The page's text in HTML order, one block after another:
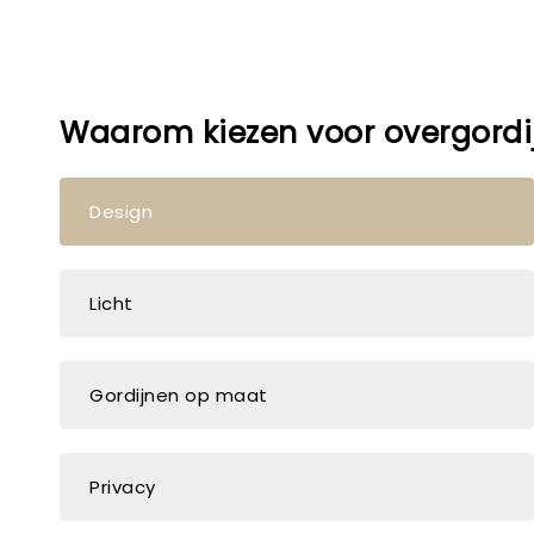
Waarom kiezen voor
Design
Licht
Gordijnen op maat
Privacy